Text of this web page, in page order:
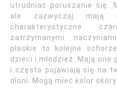
utrudniać poruszanie się.
ale zazwyczaj mają
charakterystyczne
zatrzymanymi
płaskie to kolejne
dzieci i młodzież. Mają one
i często pojawiają się na
dłoni. Mogą mieć kolor